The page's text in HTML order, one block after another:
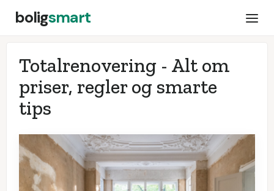
boligsmart
Totalrenovering - Alt om
priser, regler og smarte
tips